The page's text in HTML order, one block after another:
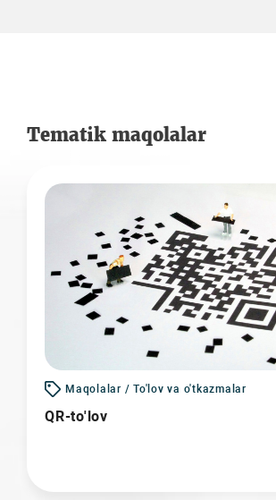
Tematik maqolalar
Maqolalar / To'lov va o'tkazmalar
QR-to'lov